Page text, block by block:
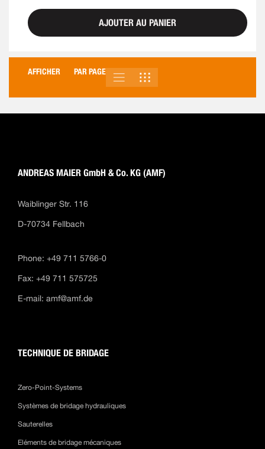
AJOUTER AU PANIER
AFFICHER PAR PAGE
AFFICHER
EN
LISTE
ANDREAS MAIER GmbH & Co. KG (AMF)
Waiblinger Str. 116
D-70734 Fellbach
Phone: +49 711 5766-0
Fax: +49 711 575725
E-mail: amf@amf.de
TECHNIQUE DE BRIDAGE
Zero-Point-Systems
Systèmes de bridage hydrauliques
Sauterelles
Eléments de bridage mécaniques